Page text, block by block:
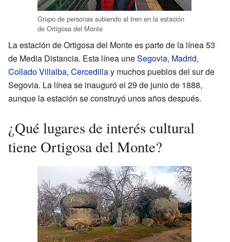
Grupo de personas subiendo al tren en la estación
de Ortigosa del Monte
La estación de Ortigosa del Monte es parte de la línea 53
de Media Distancia. Esta línea uneSegovia, Madrid,
Collado Villalba, Cercedillay muchos pueblos del sur de
Segovia. La línea se inauguró el 29 de junio de 1888,
aunque la estación se construyó unos años después.
¿Qué lugares de interés cultural
tiene Ortigosa del Monte?